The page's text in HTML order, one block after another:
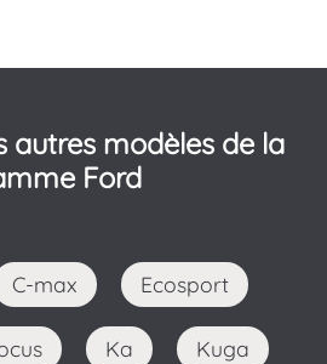
autres modèles de la
Ford
C-max Ecosport
Ka Kuga